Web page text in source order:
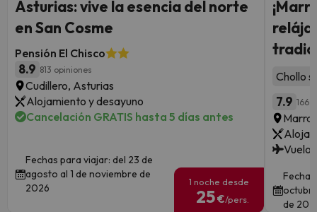
Asturias: vive la esencia del norte
en San Cosme
Pensión El Chisco
8.9 813 opiniones
Cudillero, Asturias
Alojamiento y desayuno
Cancelación GRATIS hasta 5 días antes
Fechas para viajar: del 23 de
agosto al 1 de noviembre de
2026
1 noche desde
25€/pers.
Chollo
7.9 166
de